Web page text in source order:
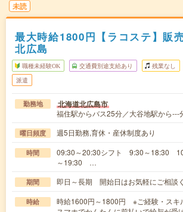
未読
最大時給1800円【ラコステ】販
北広島
職種未経験OK 交通費別途支給あり 残業なし
派遣
勤務地 北海道北広島市
福住駅からバス25分／大谷地駅から---
曜日頻度 週5日勤務,育休・産休制度あり
時間
09:30～20:30シフト 9:30～18:30
～19:30 …
期間 即日～長期 開始日はお気軽にご相談く
時給
時給1600円～1800円 ※ご経験・スキ